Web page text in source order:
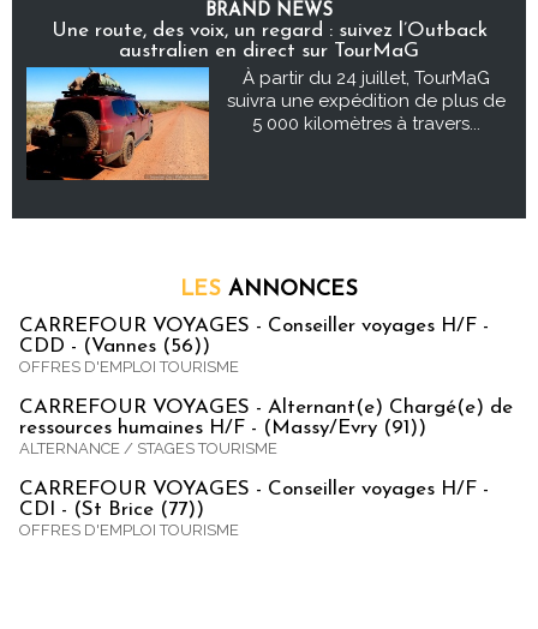
BRAND NEWS
Une route, des voix, un regard : suivez l’Outback
australien en direct sur TourMaG
À partir du 24 juillet, TourMaG
suivra une expédition de plus de
5 000 kilomètres à travers...
LES ANNONCES
CARREFOUR VOYAGES - Conseiller voyages H/F -
CDD - (Vannes (56))
OFFRES D'EMPLOI TOURISME
CARREFOUR VOYAGES - Alternant(e) Chargé(e) de
ressources humaines H/F - (Massy/Evry (91))
ALTERNANCE / STAGES TOURISME
CARREFOUR VOYAGES - Conseiller voyages H/F -
CDI - (St Brice (77))
OFFRES D'EMPLOI TOURISME